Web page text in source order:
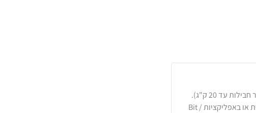
כרטיסי אשראי, PayPal, העברה בנקאית או באפליקציות Bit /